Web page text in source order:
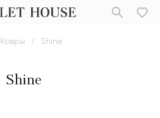
Ковры / Shine
Shine